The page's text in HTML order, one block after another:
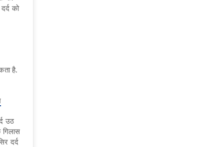
को
है.
उठ
दर्द